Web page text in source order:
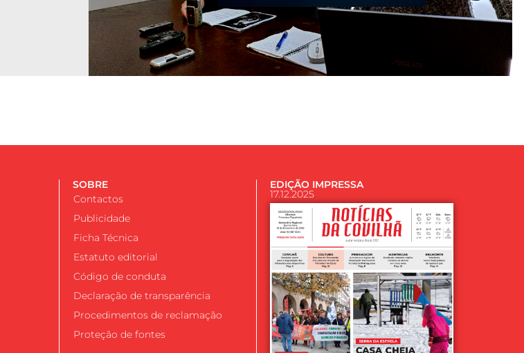
SOBRE
Contactos
Publicidade
Ficha Técnica
Estatuto editorial
Código de conduta
Declaração de transparência
Procedimentos de reclamação
Proteção de fontes
EDIÇÃO IMPRESSA
17.12.2025